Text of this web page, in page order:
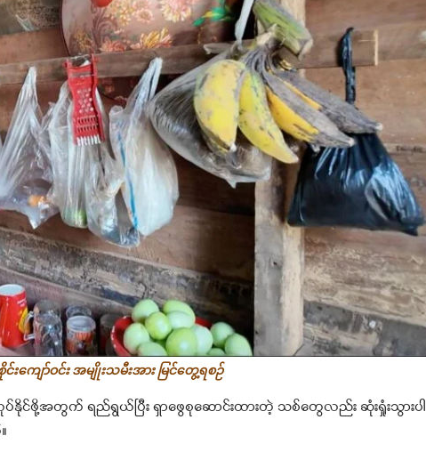
ကျော်ဝင်း အမျိုးသမီးအား မြင်တွေ့ရစဉ်
နိုင်ဖို့အတွက် ရည်ရွယ်ပြီး ရှာဖွေစုဆောင်းထားတဲ့ သစ်တွေလည်း ဆုံးရှုံးသွားပါ